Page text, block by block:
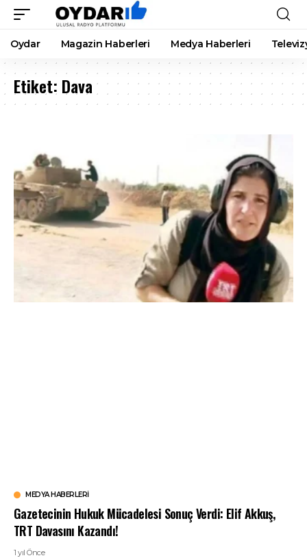
Oydar Magazin Haberleri Medya Haberleri
Etiket: Dava
MEDYA HABERLERI
Gazetecinin Hukuk Mücadelesi Sonuç Verdi: Elif Akkuş,
TRT Davasını Kazandı!
1 yıl Önce